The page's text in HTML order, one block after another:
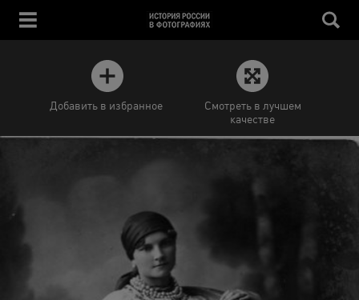
Добавить в избранное
Смотреть в лучшем
качестве